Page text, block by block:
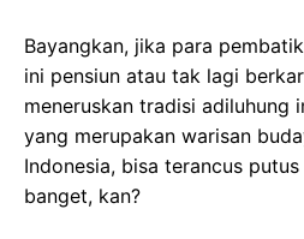
Bayangkan, jika para
ini pensiun atau tak lagi
meneruskan tradisi adiluhung
yang merupakan warisan
Indonesia, bisa terancus
banget, kan?